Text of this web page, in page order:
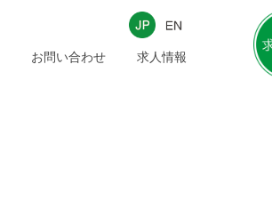
お問い合わせ 求人情報